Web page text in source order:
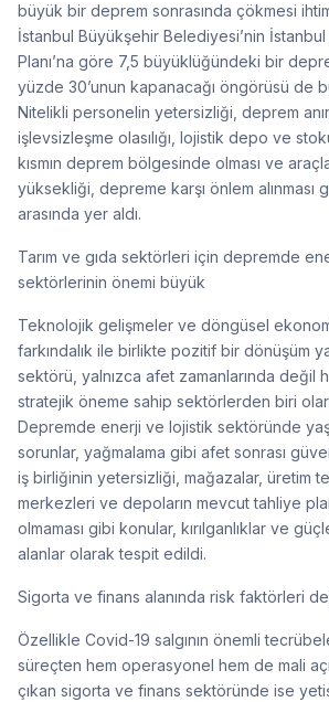
büyük bir deprem sonrasında çökmesi
İstanbul Büyükşehir Belediyesi’nin
Planı’na göre 7,5 büyüklüğündeki bir
yüzde 30’unun kapanacağı öngörüsü de
Nitelikli personelin yetersizliği, deprem
işlevsizleşme olasılığı, lojistik depo ve
kısmın deprem bölgesinde olması ve
yüksekliği, depreme karşı önlem alınması
arasında yer aldı.
Tarım ve gıda sektörleri için depremde
sektörlerinin önemi büyük
Teknolojik gelişmeler ve döngüsel
farkındalık ile birlikte pozitif bir dönüşüm
sektörü, yalnızca afet zamanlarında değil
stratejik öneme sahip sektörlerden biri
Depremde enerji ve lojistik sektöründe
sorunlar, yağmalama gibi afet sonrası
iş birliğinin yetersizliği, mağazalar, üretim
merkezleri ve depoların mevcut tahliye
olmaması gibi konular, kırılganlıklar ve
alanlar olarak tespit edildi.
Sigorta ve finans alanında risk faktörleri
Özellikle Covid-19 salgının önemli
süreçten hem operasyonel hem de mali
çıkan sigorta ve finans sektöründe ise